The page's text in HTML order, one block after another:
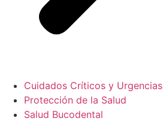
Cuidados Críticos y Urgencias
Protección de la Salud
Salud Bucodental